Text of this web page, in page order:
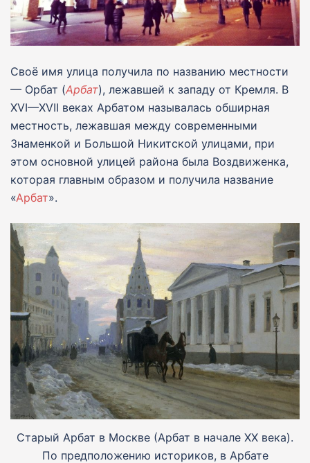
Своё имя улица получила по названию местности
— Орбат (Арбат), лежавшей к западу от Кремля. В
XVI—XVII веках Арбатом называлась обширная
местность, лежавшая между современными
Знаменкой и Большой Никитской улицами, при
этом основной улицей района была Воздвиженка,
которая главным образом и получила название
«Арбат».
Старый Арбат в Москве (Арбат в начале XX века).
По предположению историков, в Арбате